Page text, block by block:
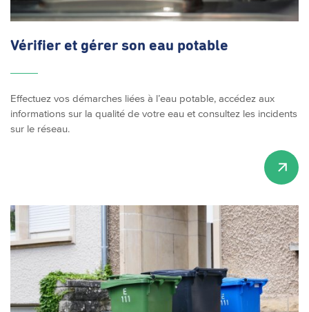
Vérifier et gérer son eau potable
Effectuez vos démarches liées à l’eau potable, accédez aux
informations sur la qualité de votre eau et consultez les incidents
sur le réseau.